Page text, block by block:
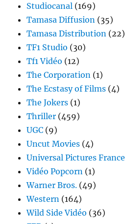
Studiocanal (169)
Tamasa Diffusion (35)
Tamasa Distribution (22)
TF1 Studio (30)
Tf1 Vidéo (12)
The Corporation (1)
The Ecstasy of Films (4)
The Jokers (1)
Thriller (459)
UGC (9)
Uncut Movies (4)
Universal Pictures France
Vidéo Popcorn (1)
Warner Bros. (49)
Western (164)
Wild Side Vidéo (36)